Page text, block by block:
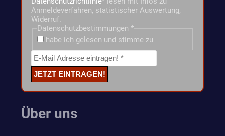
Anmeldeverfahren, statistischer Auswertung,
Widerruf.
Datenschutzbestimmungen *
habe ich gelesen und stimme zu
Über uns